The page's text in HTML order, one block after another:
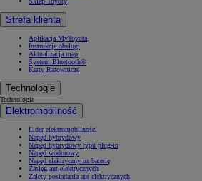
Yaris Cross
HYBRID
Strefa klienta
Aplikacja MyToyota
Instrukcje obsługi
Aktualizacja map
System Bluetooth®
Karty Ratownicze
Technologie
Technologie
Elektromobilność
Lider elektromobilności
Napęd hybrydowy
Napęd hybrydowy typu plug-in
Napęd wodorowy
Napęd elektryczny na baterię
Zasięg aut elektrycznych
Zalety posiadania aut elektrycznych